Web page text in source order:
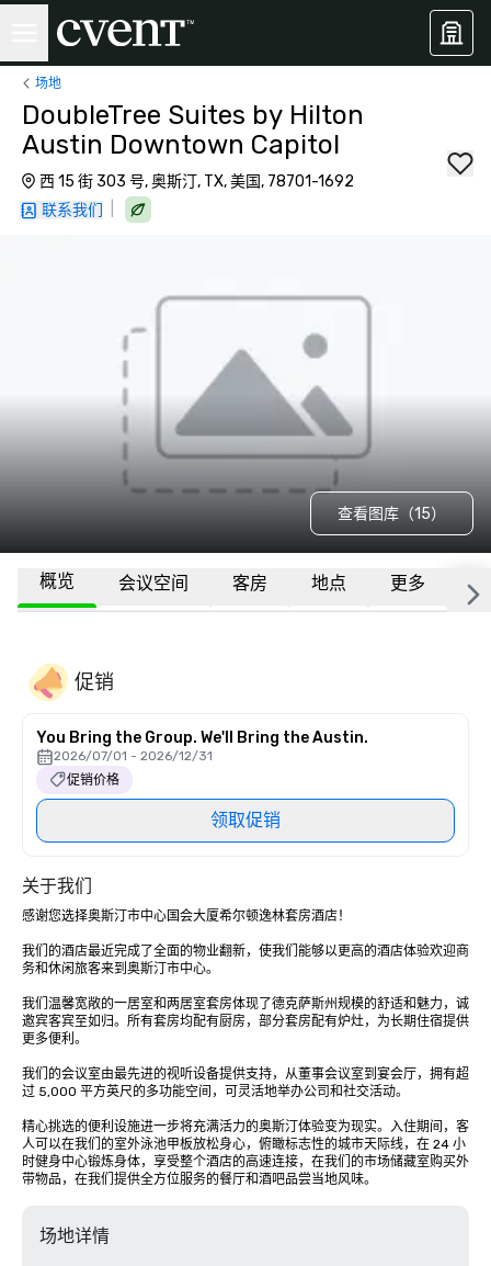
场地
DoubleTree Suites by Hilton
Austin Downtown Capitol
西 15 街 303 号, 奥斯汀, TX, 美国, 78701-1692
联系我们
查看图库（15）
概览 会议空间 客房 地点 更多 常
促销
You Bring the Group. We'll Bring the Austin.
2026/07/01 - 2026/12/31
促销价格
领取促销
关于我们
感谢您选择奥斯汀市中心国会大厦希尔顿逸林套房酒店！
我们的酒店最近完成了全面的物业翻新，使我们能够以更高的酒店体验欢迎商
务和休闲旅客来到奥斯汀市中心。
我们温馨宽敞的一居室和两居室套房体现了德克萨斯州规模的舒适和魅力，诚
邀宾客宾至如归。所有套房均配有厨房，部分套房配有炉灶，为长期住宿提供
更多便利。
我们的会议室由最先进的视听设备提供支持，从董事会议室到宴会厅，拥有超
过 5,000 平方英尺的多功能空间，可灵活地举办公司和社交活动。
精心挑选的便利设施进一步将充满活力的奥斯汀体验变为现实。入住期间，客
人可以在我们的室外泳池甲板放松身心，俯瞰标志性的城市天际线，在 24 小
时健身中心锻炼身体，享受整个酒店的高速连接，在我们的市场储藏室购买外
带物品，在我们提供全方位服务的餐厅和酒吧品尝当地风味。
场地详情